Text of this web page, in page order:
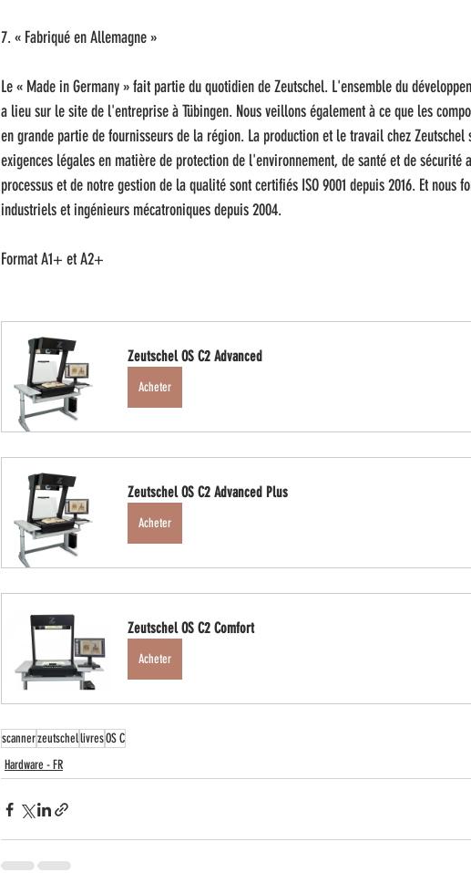
7. « Fabriqué en Allemagne »
Le « Made in Germany » fait partie du quotidien de Zeutschel. L'ensemble du
a lieu sur le site de l'entreprise à Tübingen. Nous veillons également à ce que les
en grande partie de fournisseurs de la région. La production et le travail chez Zeutschel
exigences légales en matière de protection de l'environnement, de santé et de sécurité
processus et de notre gestion de la qualité sont certifiés ISO 9001 depuis 2016. Et nous
industriels et ingénieurs mécatroniques depuis 2004.
Format A1+ et A2+
Zeutschel OS C2 Advanced
Acheter
Zeutschel OS C2 Advanced Plus
Acheter
Zeutschel OS C2 Comfort
Acheter
scannerzeutschellivresOS C
Hardware - FR